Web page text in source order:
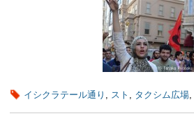
イシクラテール通り , スト , タクシム広場,